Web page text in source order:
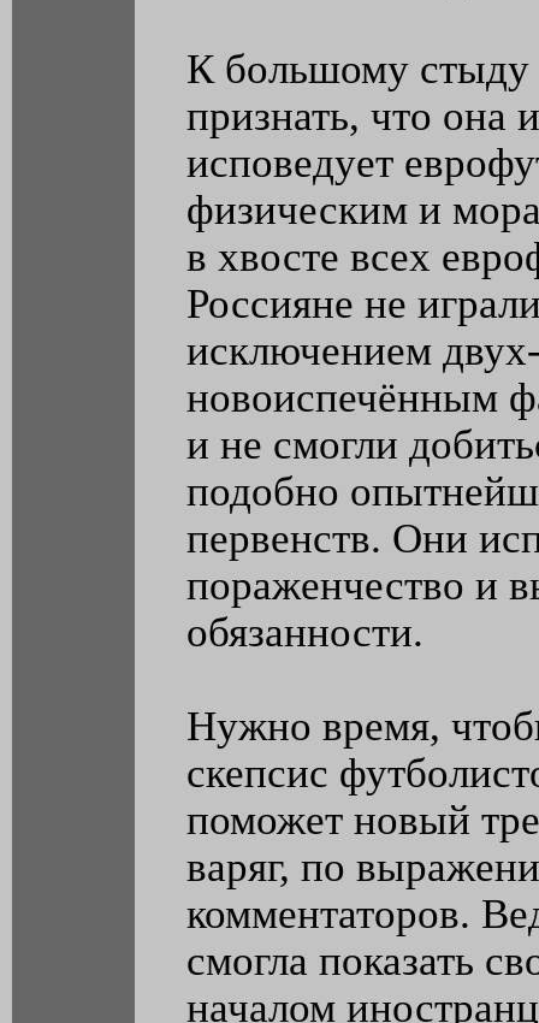
К большому стыду
признать, что она
исповедует
физическим и
в хвосте всех
Россияне не
исключением
новоиспечённым
и не смогли
подобно
первенств. Они
пораженчество и
обязанности.
Нужно время,
скепсис
поможет новый
варяг, по
комментаторов.
смогла показать
началом